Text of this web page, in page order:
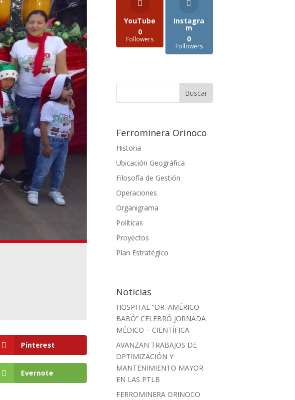
Pinterest
Evernote
YouTube
0
Followers
Instagra
m
0
Followers
Ferrominera Orinoco
Historia
Ubicación Geográfica
Filosofía de Gestión
Operaciones
Organigrama
Políticas
Proyectos
Plan Estratégico
Noticias
HOSPITAL “DR. AMÉRICO
BABÓ” CELEBRÓ JORNADA
MÉDICO – CIENTÍFICA
AVANZAN TRABAJOS DE
OPTIMIZACIÓN Y
MANTENIMIENTO MAYOR
EN LAS PTLB
FERROMINERA ORINOCO